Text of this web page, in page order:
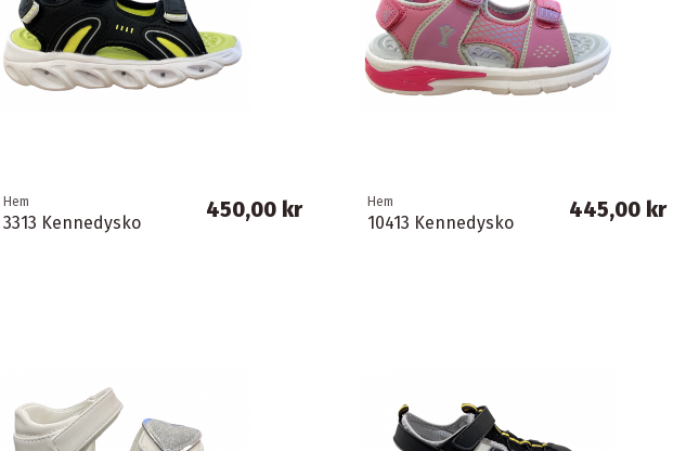
Hem
3313 Kennedysko
450,00 kr Hem
10413 Kennedysko
445,00 kr